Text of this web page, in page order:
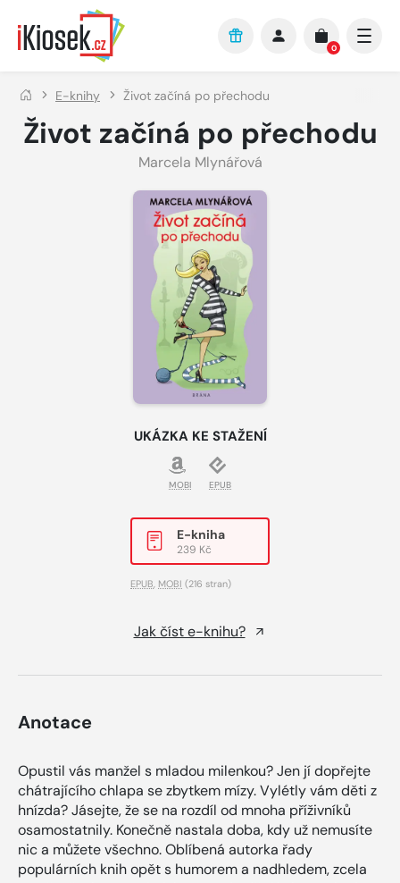
Přejít na hlavní obsah
0
E-knihy Život začíná po přechodu
Život začíná po přechodu
Marcela Mlynářová
UKÁZKA KE STAŽENÍ
MOBI EPUB
E-kniha
239 Kč
EPUB MOBI (216 stran)
Jak číst e-knihu?
Anotace
Opustil vás manžel s mladou milenkou? Jen jí dopřejte
chátrajícího chlapa se zbytkem mízy. Vylétly vám děti z
hnízda? Jásejte, že se na rozdíl od mnoha příživníků
osamostatnily. Konečně nastala doba, kdy už nemusíte
nic a můžete všechno. Oblíbená autorka řady
populárních knih opět s humorem a nadhledem, zcela